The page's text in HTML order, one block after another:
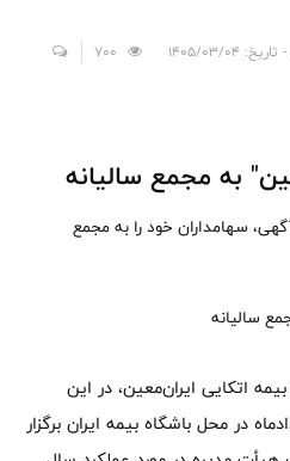
به مجمع سالیانه
سهامداران خود را به مجمع
اتکایی ایران‌معین، در این
ساعت 9 صبح 13 خردادماه در محل باشگاه بیمه ایران برگزار